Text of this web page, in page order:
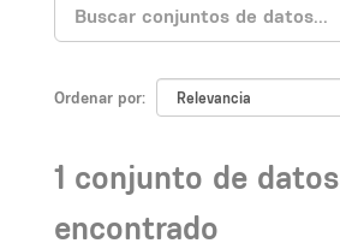
Ordenar por
1 conjunto de datos
encontrado